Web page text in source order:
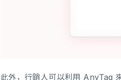
此外，行銷人可以利用 AnyTag